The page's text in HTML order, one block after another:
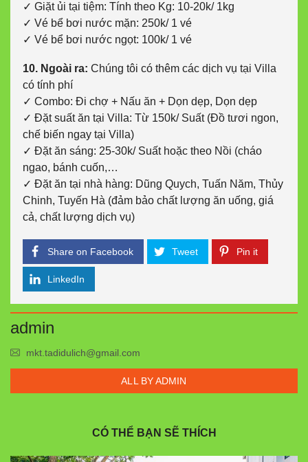
✓ Giặt ủi tại tiệm: Tính theo Kg: 10-20k/ 1kg
✓ Vé bể bơi nước mặn: 250k/ 1 vé
✓ Vé bể bơi nước ngọt: 100k/ 1 vé
10. Ngoài ra: Chúng tôi có thêm các dịch vụ tại Villa
có tính phí
✓ Combo: Đi chợ + Nấu ăn + Dọn dẹp, Dọn dẹp
✓ Đặt suất ăn tại Villa: Từ 150k/ Suất (Đồ tươi ngon,
chế biến ngay tại Villa)
✓ Đặt ăn sáng: 25-30k/ Suất hoặc theo Nồi (cháo
ngao, bánh cuốn,…
✓ Đặt ăn tại nhà hàng: Dũng Quych, Tuấn Năm, Thủy
Chinh, Tuyến Hà (đảm bảo chất lượng ăn uống, giá
cả, chất lượng dịch vụ)
Share on Facebook Tweet Pin it
LinkedIn
admin
mkt.tadidulich@gmail.com
ALL BY ADMIN
CÓ THỂ BẠN SẼ THÍCH